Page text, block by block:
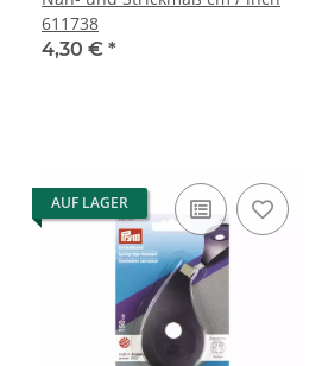
611738
4,30 € *
AUF LAGER